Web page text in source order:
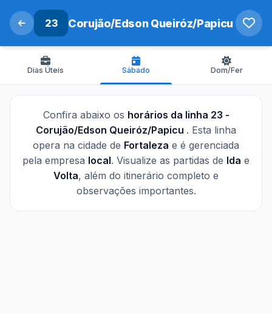
23 Corujão/Edson Queiróz/Papicu
Dias Úteis Sábado Dom/Fer
Confira abaixo os horários da linha 23 -
Corujão/Edson Queiróz/Papicu . Esta linha
opera na cidade de Fortaleza e é gerenciada
pela empresa local. Visualize as partidas de Ida e
Volta, além do itinerário completo e
observações importantes.